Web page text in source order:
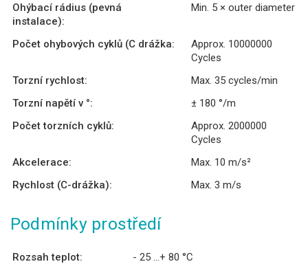
Ohýbací rádius (pevná
instalace):
Min. 5 × outer diameter
Počet ohybových cyklů (C drážka:
Approx. 10000000
Cycles
Torzní rychlost:
Max. 35 cycles/min
Torzní napětí v °:
± 180 °/m
Počet torzních cyklů:
Approx. 2000000
Cycles
Akcelerace:
Max. 10 m/s²
Rychlost (C-drážka):
Max. 3 m/s
Podmínky prostředí
Rozsah teplot:
- 25 ...+ 80 °C